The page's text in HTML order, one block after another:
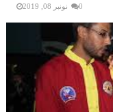
نونبر 08, 2019 0